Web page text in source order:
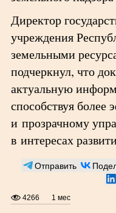
Директор
учреждения
земельными
подчеркнул, что
актуальную
способствуя более
и прозрачному
в интересах
Отправить
4266 1 мес